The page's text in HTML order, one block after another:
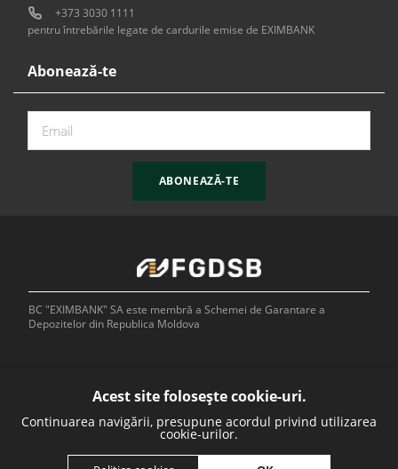
Abonează-te
ABONEAZĂ-TE
+373 3030 1111
pentru întrebările legate de cardurile emise de EXIMBANK
BC "EXIMBANK" SA este membră a Schemei de Garantare a
Depozitelor din Republica Moldova
Bank of
Acest site folosește cookie-uri.
Continuarea navigării, presupune acordul privind utilizarea
cookie-urilor.